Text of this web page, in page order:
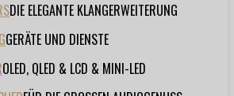
DIE ELEGANTE KLANGERWEITERUNG
GERÄTE UND DIENSTE
OLED, QLED & LCD & MINI-LED